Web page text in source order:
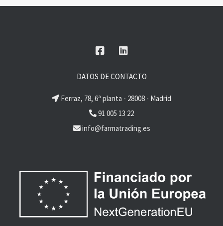
DATOS DE CONTACTO
Ferraz, 78, 6ª planta - 28008 - Madrid
91 005 13 22
info@farmatrading.es